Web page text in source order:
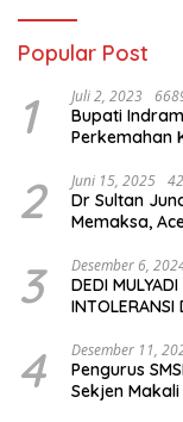
Popular Post
1 Juli 2, 2023
Bupati
Perkemahan
2 Juni 15, 2025
Dr Sultan
Memaksa,
3 Desember 6,
DEDI
INTOLERANSI
4 Desember 11,
Pengurus
Sekjen